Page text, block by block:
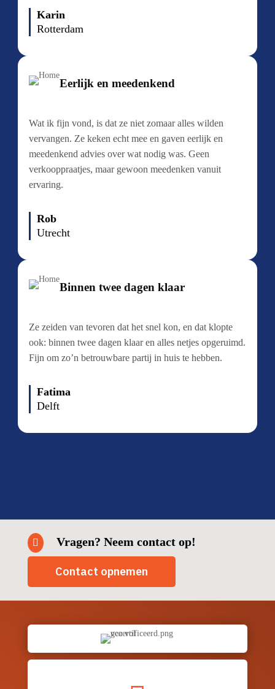
Karin
Rotterdam
Eerlijk en meedenkend
Wat ik fijn vond, is dat ze niet zomaar alles wilden
vervangen. Ze keken echt mee en gaven eerlijk en
meedenkend advies over wat nodig was. Geen
verkooppraatjes, maar gewoon meedenken vanuit
ervaring.
Rob
Utrecht
Binnen twee dagen klaar
Ze zeiden van tevoren dat het snel kon, en dat klopte
ook: binnen twee dagen klaar en alles netjes opgeruimd.
Fijn om zo’n betrouwbare partij in huis te hebben.
Fatima
Delft
 Vragen? Neem contact op!
Contact opnemen